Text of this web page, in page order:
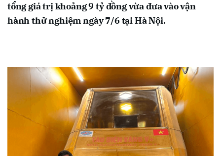
tổng giá trị khoảng 9 tỷ đồng vừa đưa vào vận
hành thử nghiệm ngày 7/6 tại Hà Nội.